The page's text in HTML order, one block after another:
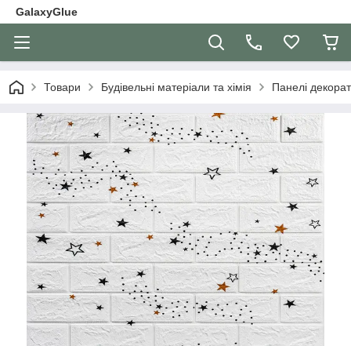
GalaxyGlue
Товари Будівельні матеріали та хімія Панелі